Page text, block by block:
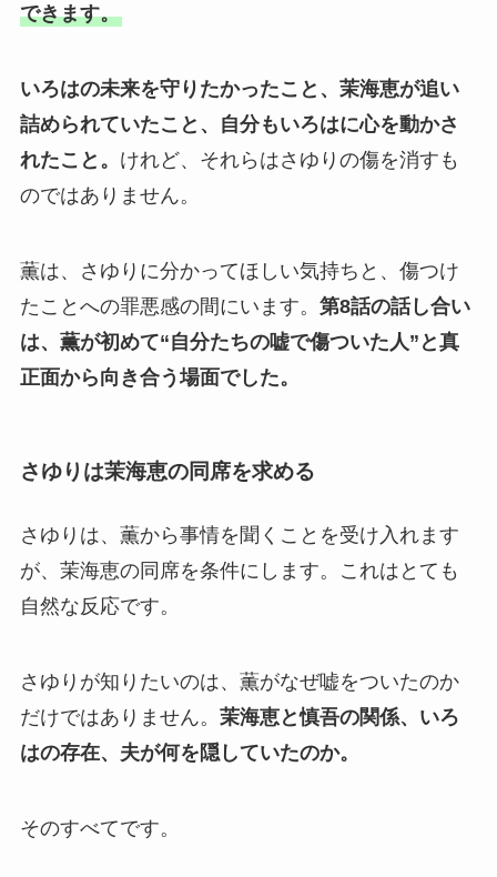
できます。
いろはの未来を守りたかったこと、茉海恵が追い
詰められていたこと、自分もいろはに心を動かさ
れたこと。 けれど、それらはさゆりの傷を消すも
のではありません。
薫は、さゆりに分かってほしい気持ちと、傷つけ
たことへの罪悪感の間にいます。 第8話の話し合い
は、薫が初めて“自分たちの嘘で傷ついた人”と真
正面から向き合う場面でした。
さゆりは茉海恵の同席を求める
さゆりは、薫から事情を聞くことを受け入れます
が、茉海恵の同席を条件にします。これはとても
自然な反応です。
さゆりが知りたいのは、薫がなぜ嘘をついたのか
だけではありません。 茉海恵と慎吾の関係、いろ
はの存在、夫が何を隠していたのか。
そのすべてです。